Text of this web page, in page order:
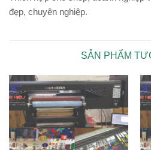
đẹp, chuyên nghiệp.
SẢN PHẨM